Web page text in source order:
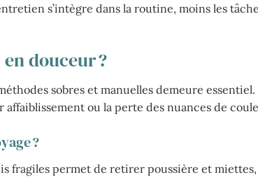
s’intègre dans la routine, moins les
douceur ?
sobres et manuelles demeure
ou la perte des nuances de
?
fragiles permet de retirer poussière et